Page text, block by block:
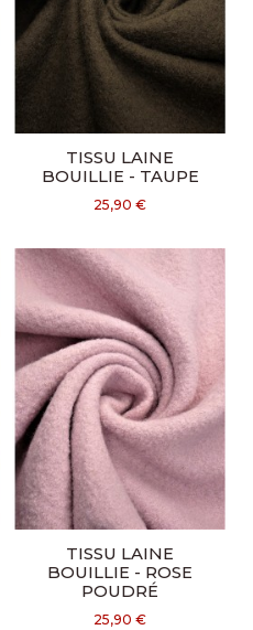
TISSU LAINE
BOUILLIE - TAUPE
25,90 €
TISSU LAINE
BOUILLIE - ROSE
POUDRÉ
25,90 €